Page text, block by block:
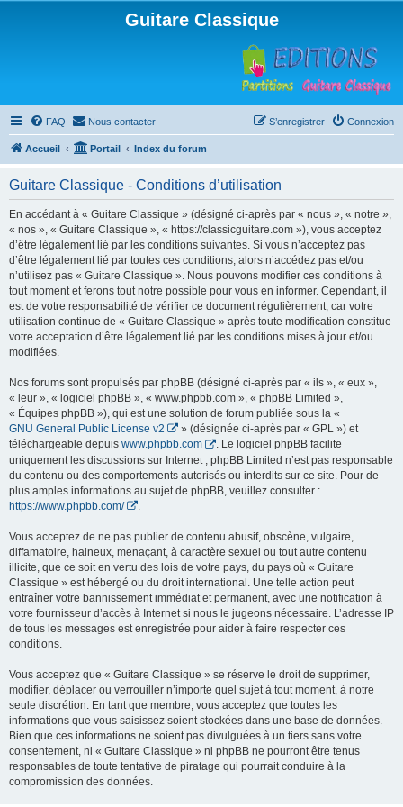
Guitare Classique
FAQ Nous contacter Connexion
S’enregistrer
Accueil Portail Index du forum
Guitare Classique - Conditions d’utilisation
En accédant à « Guitare Classique » (désigné ci-après par « nous », « notre »,
« nos », « Guitare Classique », « https://classicguitare.com »), vous acceptez
d’être légalement lié par les conditions suivantes. Si vous n’acceptez pas
d’être légalement lié par toutes ces conditions, alors n’accédez pas et/ou
n’utilisez pas « Guitare Classique ». Nous pouvons modifier ces conditions à
tout moment et ferons tout notre possible pour vous en informer. Cependant, il
est de votre responsabilité de vérifier ce document régulièrement, car votre
utilisation continue de « Guitare Classique » après toute modification constitue
votre acceptation d’être légalement lié par les conditions mises à jour et/ou
modifiées.
Nos forums sont propulsés par phpBB (désigné ci-après par « ils », « eux »,
« leur », « logiciel phpBB », « www.phpbb.com », « phpBB Limited »,
« Équipes phpBB »), qui est une solution de forum publiée sous la «
GNU General Public License v2
» (désignée ci-après par « GPL ») et
téléchargeable depuis www.phpbb.com
. Le logiciel phpBB facilite
uniquement les discussions sur Internet ; phpBB Limited n’est pas responsable
du contenu ou des comportements autorisés ou interdits sur ce site. Pour de
plus amples informations au sujet de phpBB, veuillez consulter :
https://www.phpbb.com/
Vous acceptez de ne pas publier de contenu abusif, obscène, vulgaire,
diffamatoire, haineux, menaçant, à caractère sexuel ou tout autre contenu
illicite, que ce soit en vertu des lois de votre pays, du pays où « Guitare
Classique » est hébergé ou du droit international. Une telle action peut
entraîner votre bannissement immédiat et permanent, avec une notification à
votre fournisseur d’accès à Internet si nous le jugeons nécessaire. L’adresse IP
de tous les messages est enregistrée pour aider à faire respecter ces
conditions.
Vous acceptez que « Guitare Classique » se réserve le droit de supprimer,
modifier, déplacer ou verrouiller n’importe quel sujet à tout moment, à notre
seule discrétion. En tant que membre, vous acceptez que toutes les
informations que vous saisissez soient stockées dans une base de données.
Bien que ces informations ne soient pas divulguées à un tiers sans votre
consentement, ni « Guitare Classique » ni phpBB ne pourront être tenus
responsables de toute tentative de piratage qui pourrait conduire à la
compromission des données.